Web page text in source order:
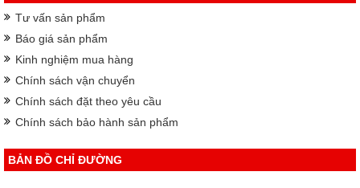
Tư vấn sản phẩm
Báo giá sản phẩm
Kinh nghiệm mua hàng
Chính sách vận chuyển
Chính sách đặt theo yêu cầu
Chính sách bảo hành sản phẩm
BẢN ĐỒ CHỈ ĐƯỜNG